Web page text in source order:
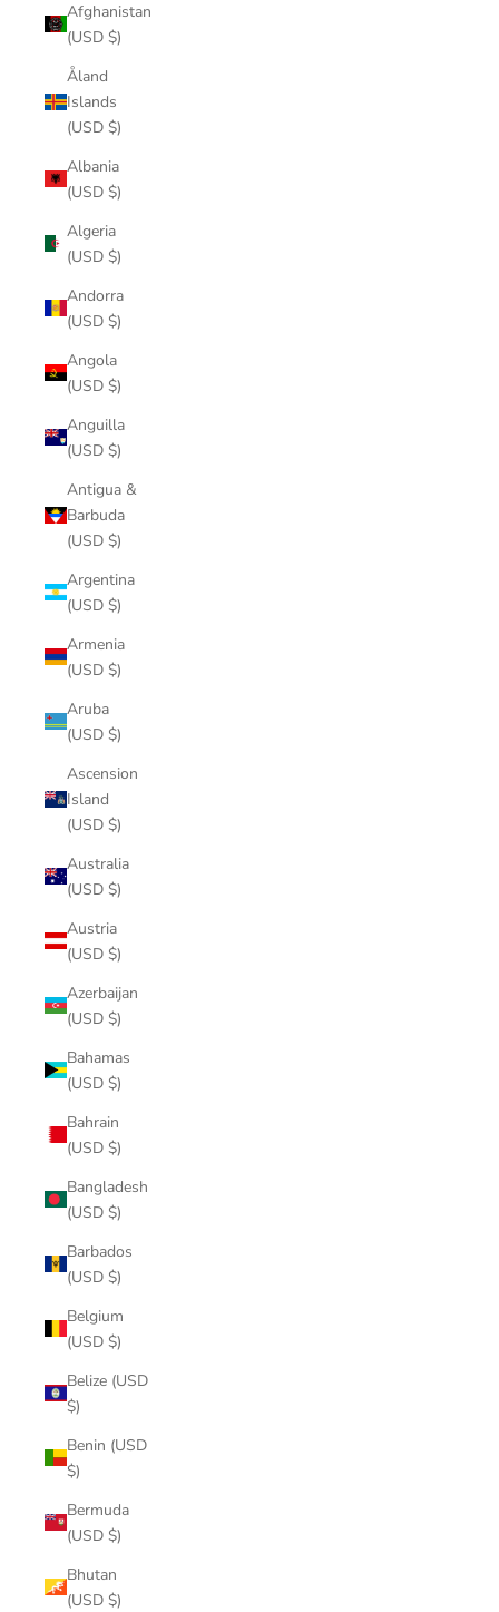
Afghanistan
(USD $)
Åland
Islands
(USD $)
Albania
(USD $)
Algeria
(USD $)
Andorra
(USD $)
Angola
(USD $)
Anguilla
(USD $)
Antigua &
Barbuda
(USD $)
Argentina
(USD $)
Armenia
(USD $)
Aruba
(USD $)
Ascension
Island
(USD $)
Australia
(USD $)
Austria
(USD $)
Azerbaijan
(USD $)
Bahamas
(USD $)
Bahrain
(USD $)
Bangladesh
(USD $)
Barbados
(USD $)
Belgium
(USD $)
Belize (USD
$)
Benin (USD
$)
Bermuda
(USD $)
Bhutan
(USD $)